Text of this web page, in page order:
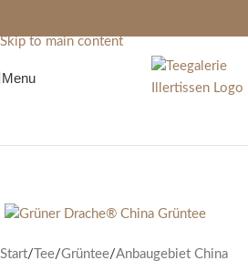
Skip to main content
Menu
Start/ Tee/Grüntee/Anbaugebiet China